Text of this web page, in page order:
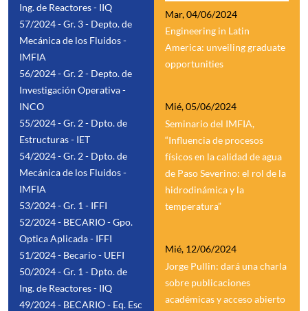
Ing. de Reactores - IIQ
57/2024 - Gr. 3 - Depto. de
Mecánica de los Fluidos -
IMFIA
56/2024 - Gr. 2 - Depto. de
Investigación Operativa -
INCO
55/2024 - Gr. 2 - Dpto. de
Estructuras - IET
54/2024 - Gr. 2 - Dpto. de
Mecánica de los Fluidos -
IMFIA
53/2024 - Gr. 1 - IFFI
52/2024 - BECARIO - Gpo.
Optica Aplicada - IFFI
51/2024 - Becario - UEFI
50/2024 - Gr. 1 - Dpto. de
Ing. de Reactores - IIQ
49/2024 - BECARIO - Eq. Esc
Mar, 04/06/2024
Engineering in Latin
America: unveiling graduate
opportunities
Mié, 05/06/2024
Seminario del IMFIA,
“Influencia de procesos
físicos en la calidad de agua
de Paso Severino: el rol de la
hidrodinámica y la
temperatura”
Mié, 12/06/2024
Jorge Pullin: dará una charla
sobre publicaciones
académicas y acceso abierto